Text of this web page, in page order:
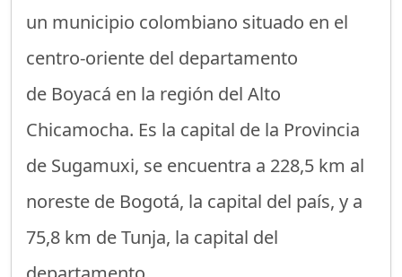
un municipio colombiano situado en el
centro-oriente del departamento
de Boyacá en la región del Alto
Chicamocha. Es la capital de la Provincia
de Sugamuxi, se encuentra a 228,5 km al
noreste de Bogotá, la capital del país, y a
75,8 km de Tunja, la capital del